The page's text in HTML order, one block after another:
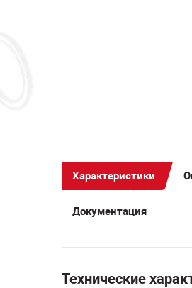
Характеристики
Документация
Технические